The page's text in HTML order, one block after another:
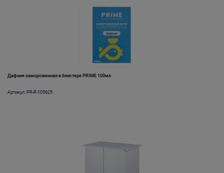
Дафния замороженная в блистере PRIME 100мл
Артикул: PR-R-105625